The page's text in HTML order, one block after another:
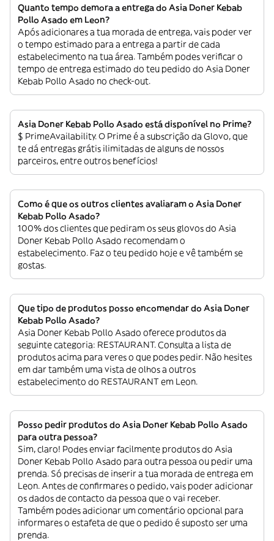
Quanto tempo demora a entrega do Asia Doner Kebab
Pollo Asado em Leon?
Após adicionares a tua morada de entrega, vais poder ver
o tempo estimado para a entrega a partir de cada
estabelecimento na tua área. Também podes verificar o
tempo de entrega estimado do teu pedido do Asia Doner
Kebab Pollo Asado no check-out.
Asia Doner Kebab Pollo Asado está disponível no Prime?
$ PrimeAvailability. O Prime é a subscrição da Glovo, que
te dá entregas grátis ilimitadas de alguns de nossos
parceiros, entre outros benefícios!
Como é que os outros clientes avaliaram o Asia Doner
Kebab Pollo Asado?
100% dos clientes que pediram os seus glovos do Asia
Doner Kebab Pollo Asado recomendam o
estabelecimento. Faz o teu pedido hoje e vê também se
gostas.
Que tipo de produtos posso encomendar do Asia Doner
Kebab Pollo Asado?
Asia Doner Kebab Pollo Asado oferece produtos da
seguinte categoria: RESTAURANT. Consulta a lista de
produtos acima para veres o que podes pedir. Não hesites
em dar também uma vista de olhos a outros
estabelecimento do RESTAURANT em Leon.
Posso pedir produtos do Asia Doner Kebab Pollo Asado
para outra pessoa?
Sim, claro! Podes enviar facilmente produtos do Asia
Doner Kebab Pollo Asado para outra pessoa ou pedir uma
prenda. Só precisas de inserir a tua morada de entrega em
Leon. Antes de confirmares o pedido, vais poder adicionar
os dados de contacto da pessoa que o vai receber.
Também podes adicionar um comentário opcional para
informares o estafeta de que o pedido é suposto ser uma
prenda.